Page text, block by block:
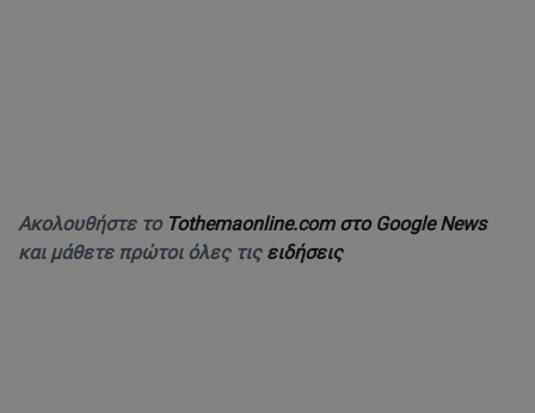
Ακολουθήστε το Tothemaonline.com στο Google News
και μάθετε πρώτοι όλες τις ειδήσεις